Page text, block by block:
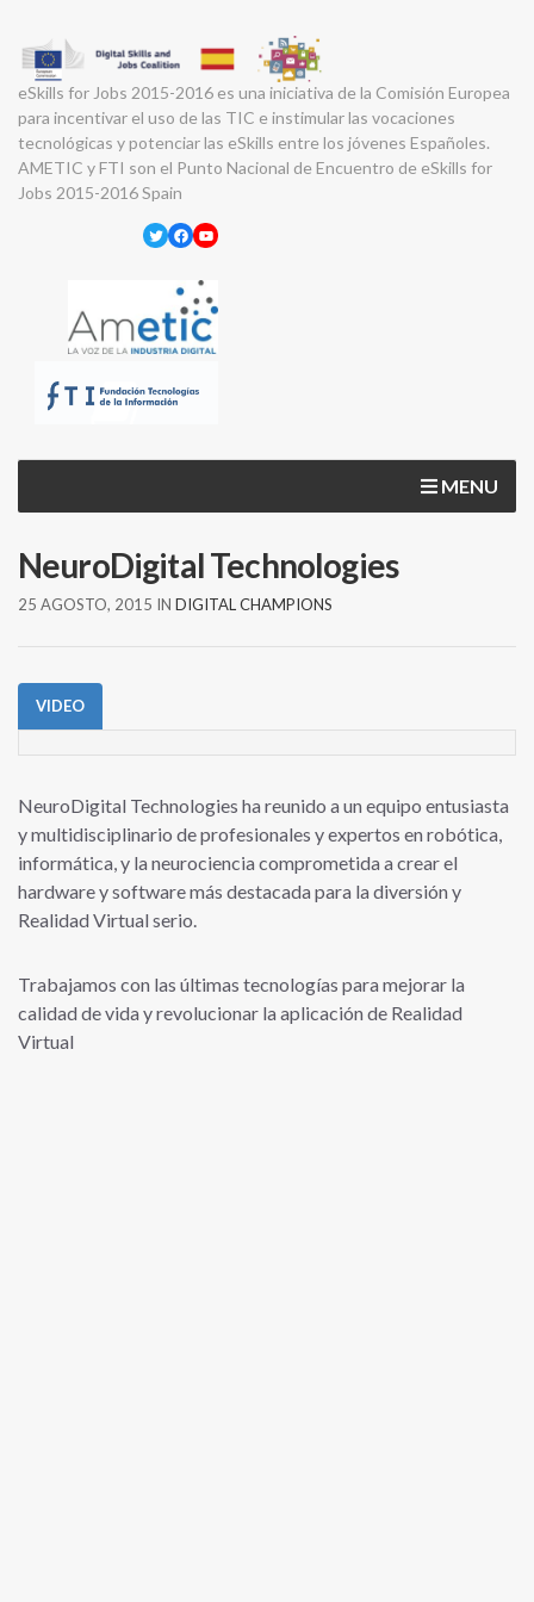
eSkills for Jobs 2015-2016 es una iniciativa de la Comisión Europea
para incentivar el uso de las TIC e instimular las vocaciones
tecnológicas y potenciar las eSkills entre los jóvenes Españoles.
AMETIC y FTI son el Punto Nacional de Encuentro de eSkills for
Jobs 2015-2016 Spain
Twitter
Facebook
YouTube
MENU
NeuroDigital Technologies
25 AGOSTO, 2015 IN DIGITAL CHAMPIONS
VIDEO
NeuroDigital Technologies ha reunido a un equipo entusiasta
y multidisciplinario de profesionales y expertos en robótica,
informática, y la neurociencia comprometida a crear el
hardware y software más destacada para la diversión y
Realidad Virtual serio.
Trabajamos con las últimas tecnologías para mejorar la
calidad de vida y revolucionar la aplicación de Realidad
Virtual